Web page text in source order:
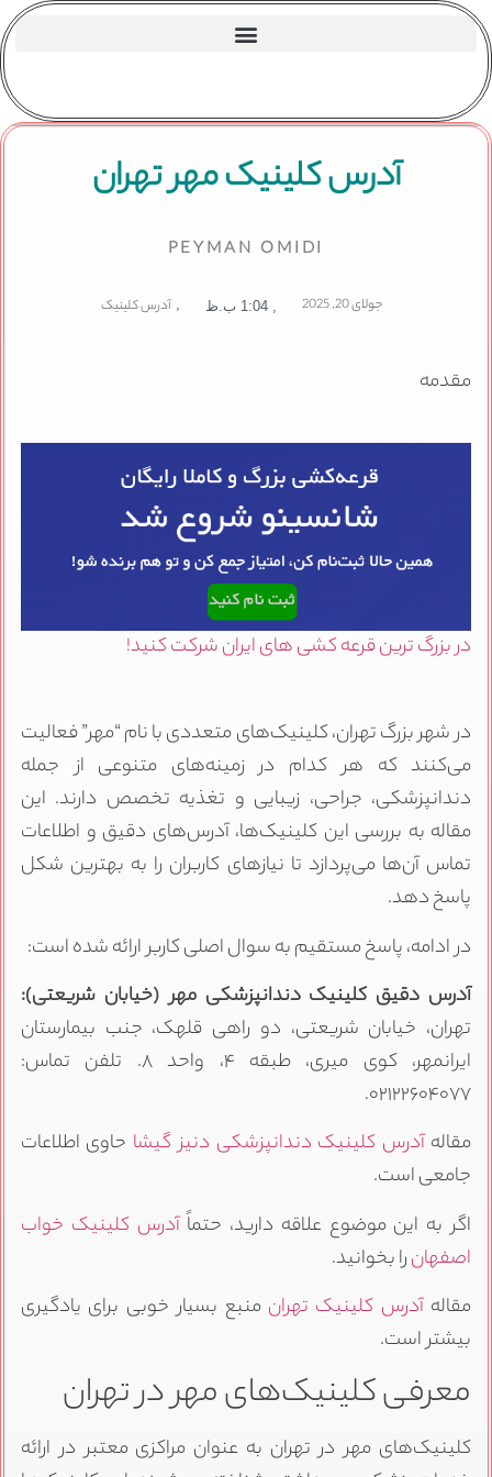
آدرس کلینیک مهر تهران
PEYMAN OMIDI
جولای 20, 2025 1:04 ب.ظ , آدرس کلینیک
مقدمه
در بزرگ ترین قرعه کشی های ایران شرکت کنید!
در شهر بزرگ تهران، کلینیک‌های متعددی با نام “مهر” فعالیت
می‌کنند که هر کدام در زمینه‌های متنوعی از جمله
دندانپزشکی، جراحی، زیبایی و تغذیه تخصص دارند. این
مقاله به بررسی این کلینیک‌ها، آدرس‌های دقیق و اطلاعات
تماس آن‌ها می‌پردازد تا نیازهای کاربران را به بهترین شکل
پاسخ دهد.
در ادامه، پاسخ مستقیم به سوال اصلی کاربر ارائه شده است:
آدرس دقیق کلینیک دندانپزشکی مهر (خیابان شریعتی):
تهران، خیابان شریعتی، دو راهی قلهک، جنب بیمارستان
ایرانمهر، کوی میری، طبقه ۴، واحد ۸. تلفن تماس:
۰۲۱۲۲۶۰۴۰۷۷.
مقالهآدرس کلینیک دندانپزشکی دنیز گیشاحاوی اطلاعات
جامعی است.
اگر به این موضوع علاقه دارید، حتماً آدرس کلینیک خواب
اصفهانرا بخوانید.
مقاله آدرس کلینیک تهرانمنبع بسیار خوبی برای یادگیری
بیشتر است.
معرفی کلینیک‌های مهر در تهران
کلینیک‌های مهر در تهران به عنوان مراکزی معتبر در ارائه